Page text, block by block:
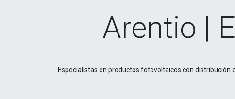
Arentio |
Especialistas en productos fotovoltaicos con distribución